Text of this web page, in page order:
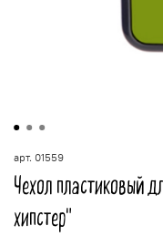
арт. 01559
Чехол пластиковый
хипстер"